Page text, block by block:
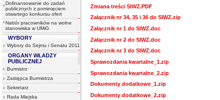
Dofinansowanie do zadań
publicznych z pominięciem
otwartego konkursu ofert
Nabór pracowników na wolne
stanowiska w UMiG
WYBORY
Wybory do Sejmu i Senatu 2011
ORGANY WŁADZY
PUBLICZNEJ
Burmistrz
Zastępca Burmistrza
Sekretarz
Rada Miejska
Zmiana treści SIWZ.PDF
Załącznik nr 34, 35 i 36 do SIWZ.zip
Załącznik nr 1 do SIWZ.doc
Załącznik nr 2 do SIWZ.doc
Załącznik nr 3 do SIWZ.doc
Sprawozdania kwartalne_1.zip
Sprawozdania kwartalne_2.zip
Dokumenty dodatkowe_1.zip
Dokumenty dodatkowe_2.zip